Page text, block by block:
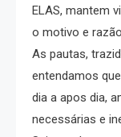
ELAS, mantem
o motivo e
As pautas,
entendamos
dia a apos dia,
necessárias e